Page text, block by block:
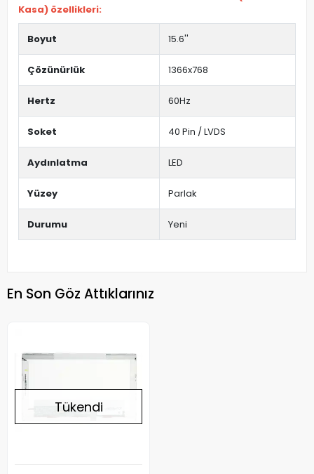
Kasa) özellikleri:
Boyut 15.6''
Çözünürlük 1366x768
Hertz 60Hz
Soket 40 Pin / LVDS
Aydınlatma LED
Yüzey Parlak
Durumu Yeni
En Son Göz Attıklarınız
Tükendi